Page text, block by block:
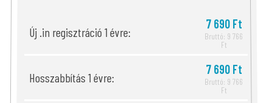
Új .in regisztráció 1 évre:
7 690 Ft
Bruttó: 9 766
Ft
Hosszabbítás 1 évre:
7 690 Ft
Bruttó: 9 766
Ft